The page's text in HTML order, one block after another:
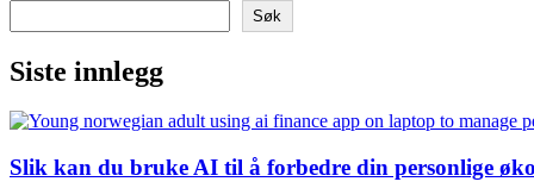
Søk
Siste innlegg
Slik kan du bruke AI til å forbedre din personlige